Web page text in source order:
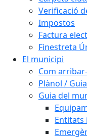
Verificació
Impostos
Factura
Finestreta
El municipi
Com
Plànol /
Guia del
Entitats